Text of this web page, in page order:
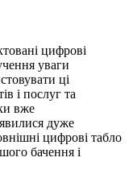
цифрові
уваги
ці
і послуг та
вже
дуже
цифрові табло
бачення і